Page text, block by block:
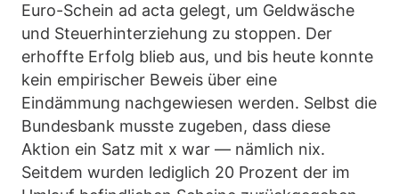
Euro-Schein ad acta gelegt, um Geldwäsche
und Steuerhinterziehung zu stoppen. Der
erhoffte Erfolg blieb aus, und bis heute konnte
kein empirischer Beweis über eine
Eindämmung nachgewiesen werden. Selbst die
Bundesbank musste zugeben, dass diese
Aktion ein Satz mit x war — nämlich nix.
Seitdem wurden lediglich 20 Prozent der im